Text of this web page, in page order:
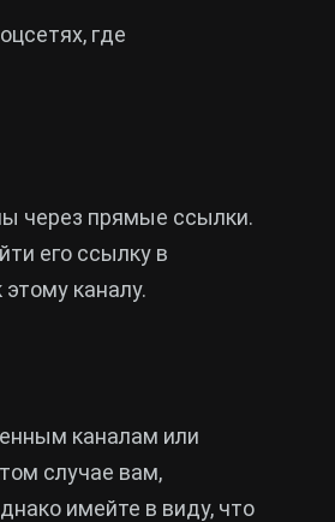
где
через прямые ссылки.
его ссылку в
каналу.
каналам или
случае вам,
имейте в виду, что